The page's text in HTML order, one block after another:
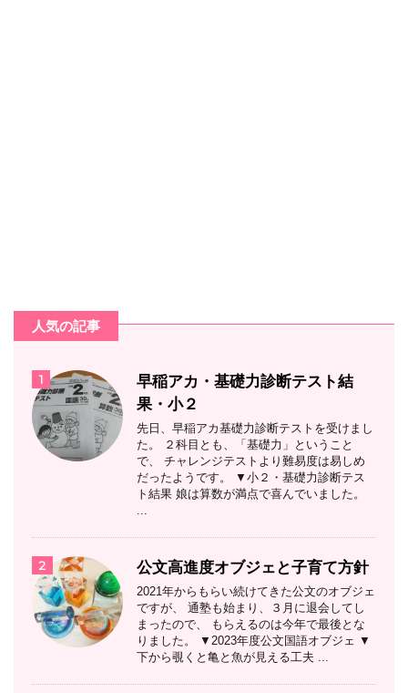
人気の記事
1
早稲アカ・基礎力診断テスト結
果・小２
先日、早稲アカ基礎力診断テストを受けまし
た。 ２科目とも、「基礎力」ということ
で、 チャレンジテストより難易度は易しめ
だったようです。 ▼小２・基礎力診断テス
ト結果 娘は算数が満点で喜んでいました。
...
2 公文高進度オブジェと子育て方針
2021年からもらい続けてきた公文のオブジェ
ですが、 通塾も始まり、３月に退会してし
まったので、 もらえるのは今年で最後とな
りました。 ▼2023年度公文国語オブジェ ▼
下から覗くと亀と魚が見える工夫 ...